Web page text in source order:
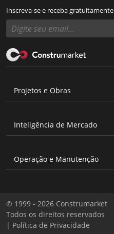
Inscreva-se e receba gratuitamente
Projetos e Obras
Inteligência de Mercado
Operação e Manutenção
© 1999 - 2026 Construmarket
Todos os direitos reservados
| Política de Privacidade